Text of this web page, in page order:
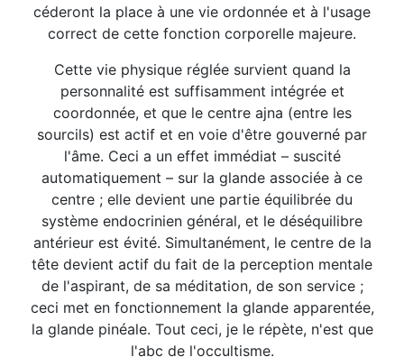
céderont la place à une vie ordonnée et à l'usage
correct de cette fonction corporelle majeure.
Cette vie physique réglée survient quand la
personnalité est suffisamment intégrée et
coordonnée, et que le centre ajna (entre les
sourcils) est actif et en voie d'être gouverné par
l'âme. Ceci a un effet immédiat – suscité
automatiquement – sur la glande associée à ce
centre ; elle devient une partie équilibrée du
système endocrinien général, et le déséquilibre
antérieur est évité. Simultanément, le centre de la
tête devient actif du fait de la perception mentale
de l'aspirant, de sa méditation, de son service ;
ceci met en fonctionnement la glande apparentée,
la glande pinéale. Tout ceci, je le répète, n'est que
l'abc de l'occultisme.